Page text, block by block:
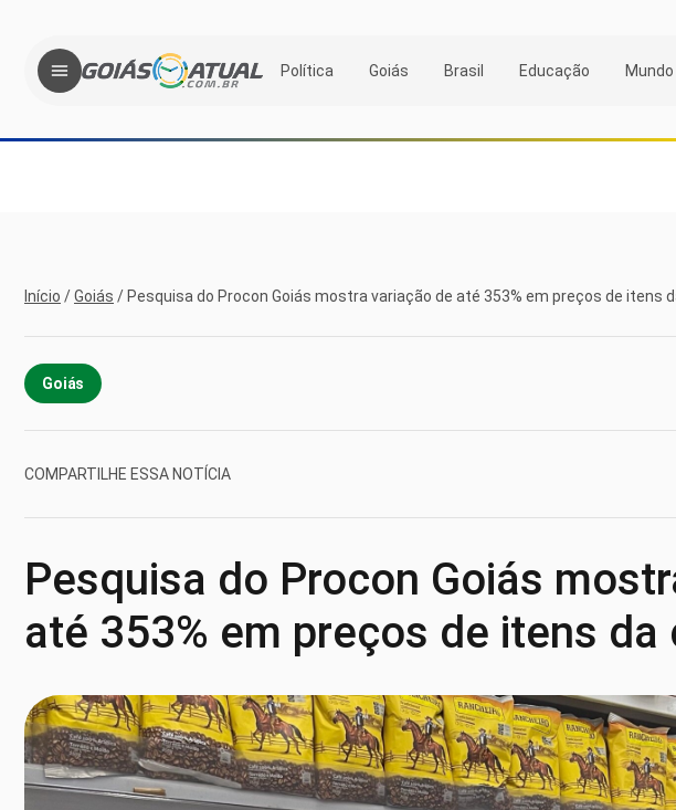
Política Goiás Brasil Educação Mundo
Início /Goiás / Pesquisa do Procon Goiás mostra variação de até 353% em preços de itens
Goiás
COMPARTILHE ESSA NOTÍCIA
Pesquisa do Procon Goiás
até 353% em preços de itens da